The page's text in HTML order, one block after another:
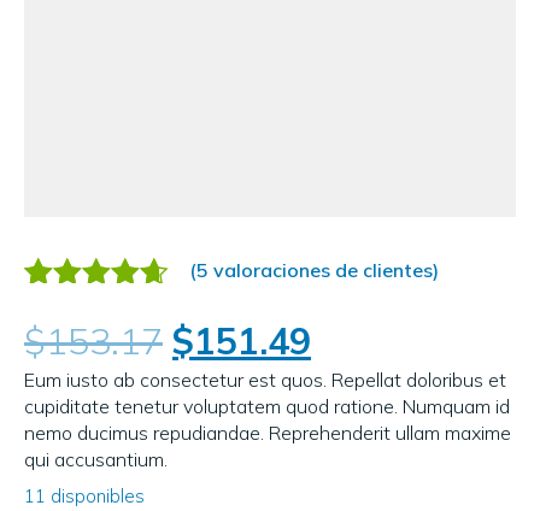
4.60
sobre 5
basado
en
puntuacion
es de
clientes
(5 valoraciones de clientes)
$153.17 $151.49
Eum iusto ab consectetur est quos. Repellat doloribus et
cupiditate tenetur voluptatem quod ratione. Numquam id
nemo ducimus repudiandae. Reprehenderit ullam maxime
qui accusantium.
11 disponibles